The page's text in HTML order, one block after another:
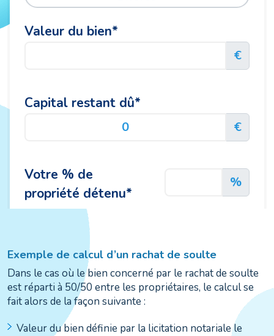
Exemple de calcul d’un rachat de soulte
Dans le cas où le bien concerné par le rachat de soulte
est réparti à 50/50 entre les propriétaires, le calcul se
fait alors de la façon suivante :
Valeur du bien définie par la licitation notariale le